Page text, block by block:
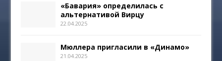
«Бавария» определилась с
альтернативой Вирцу
22.04.2025
Мюллера пригласили в «Динамо»
21.04.2025